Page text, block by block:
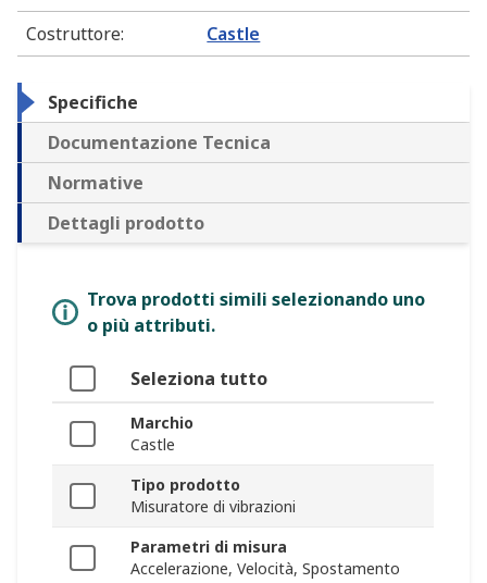
Costruttore: Castle
Specifiche
Documentazione Tecnica
Normative
Dettagli prodotto
Trova prodotti simili selezionando uno
o più attributi.
Seleziona tutto
Marchio
Castle
Tipo prodotto
Misuratore di vibrazioni
Parametri di misura
Accelerazione, Velocità, Spostamento